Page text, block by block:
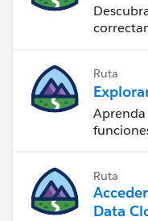
Ruta
Ruta
Data